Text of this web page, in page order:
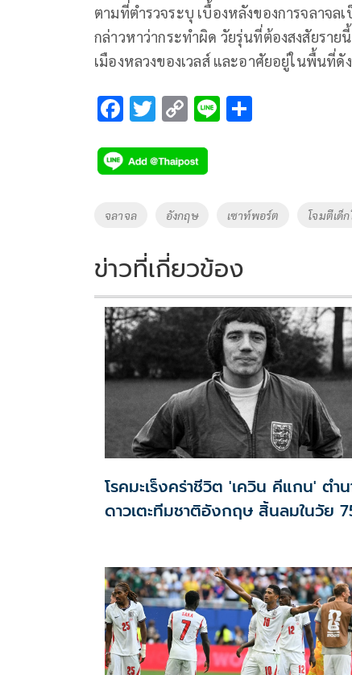
ตามที่ตำรวจระบุ เบื้องหลังของการจลาจล
กล่าวหาว่ากระทำผิด วัยรุ่นที่ต้องสงสัยรา
เมืองหลวงของเวลส์ และอาศัยอยู่ในพื้นที่ดั
F
e
b
o
k
T
tt
er
C
p
y
Li
k
Li
Tags
จลาจล อังกฤษ เซาท์พอร์ต โจมตีเด็
ข่าวที่เกี่ยวข้อง
โรคมะเร็งคร่าชีวิต 'เควิน คีแกน' ตำ
ดาวเตะทีมชาติอังกฤษ สิ้นลมในวัย